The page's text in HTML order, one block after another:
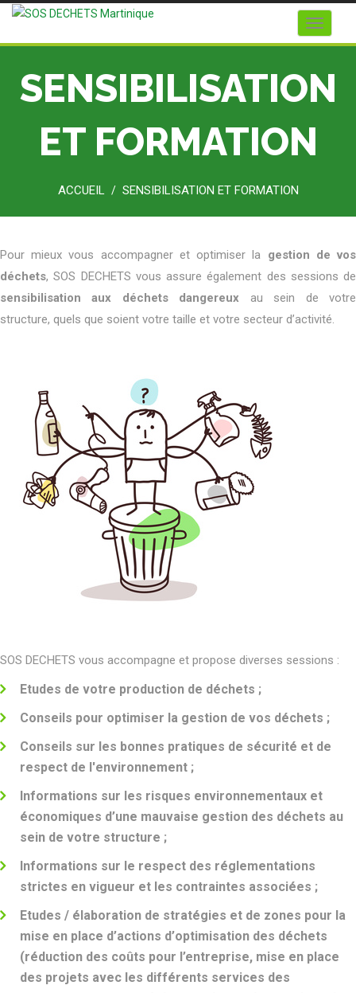
Toggle
SENSIBILISATION
ET FORMATION
ACCUEIL / SENSIBILISATION ET FORMATION
Pour mieux vous accompagner et optimiser la gestion de vos
déchets, SOS DECHETS vous assure également des sessions de
sensibilisation aux déchets dangereux au sein de votre
structure, quels que soient votre taille et votre secteur d’activité.
SOS DECHETS vous accompagne et propose diverses sessions :
Etudes de votre production de déchets ;
Conseils pour optimiser la gestion de vos déchets ;
Conseils sur les bonnes pratiques de sécurité et de
respect de l'environnement ;
Informations sur les risques environnementaux et
économiques d’une mauvaise gestion des déchets au
sein de votre structure ;
Informations sur le respect des réglementations
strictes en vigueur et les contraintes associées ;
Etudes / élaboration de stratégies et de zones pour la
mise en place d’actions d’optimisation des déchets
(réduction des coûts pour l’entreprise, mise en place
des projets avec les différents services des